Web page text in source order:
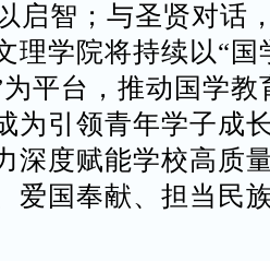
启智；与圣贤对话
理学院将持续以“国
平台，推动国学教
为引领青年学子成
深度赋能学校高质
爱国奉献、担当民